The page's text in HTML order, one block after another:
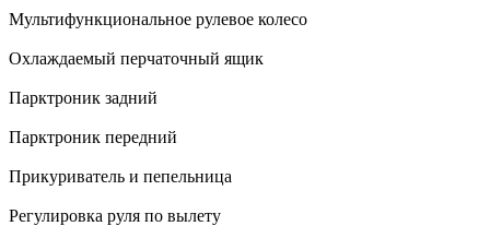
Мультифункциональное рулевое колесо
Охлаждаемый перчаточный ящик
Парктроник задний
Парктроник передний
Прикуриватель и пепельница
Регулировка руля по вылету